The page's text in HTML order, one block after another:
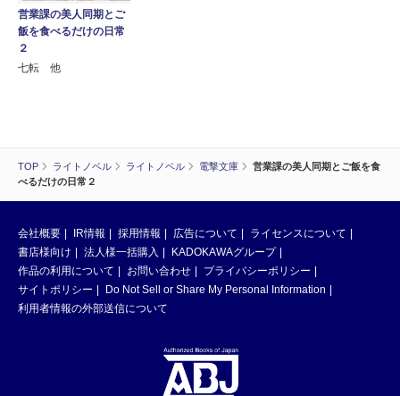
TOP ライトノベル ライトノベル 電撃文庫
営業課の美人同期とご飯を食
べるだけの日常２
営業課の美人同期とご
飯を食べるだけの日常
２
七転 他
会社概要 IR情報 採用情報 広告について
ライセンスについて
書店様向け
法人様一括購入
KADOKAWAグループ
作品の利用について
お問い合わせ
プライバシーポリシー
サイトポリシー
Do Not Sell or Share My Personal Information
利用者情報の外部送信について